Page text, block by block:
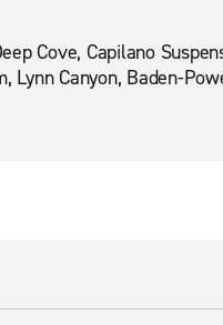
Cove, Capilano
Lynn Canyon, Baden-